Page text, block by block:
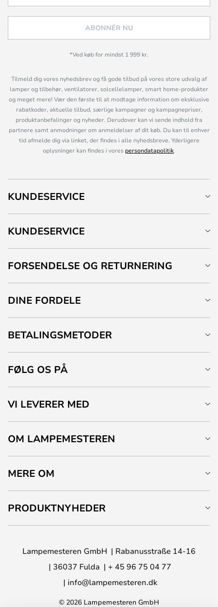
ABONNÉR NU
*Ved køb for mindst 1 999 kr.
Tilmeld dig vores nyhedsbrev og få gode tilbud på vores store udvalg af
lamper og tilbehør, ventilatorer, solcellelamper, smart home-produkter
og meget mere! Vær den første til at modtage information om eksklusive
rabatkoder, aktuelle tilbud, særlige kampagner og kampagnepriser,
produktanbefalinger og nyheder. Derudover kan vi sende indhold fra
partnere samt anmodninger om anmeldelser af dit køb. Du kan til enhver
tid afmelde dig via linket, der findes i alle nyhedsbreve. Yderligere
oplysninger kan findes i vores persondatapolitik.
KUNDESERVICE
KUNDESERVICE
FORSENDELSE OG RETURNERING
DINE FORDELE
BETALINGSMETODER
FØLG OS PÅ
VI LEVERER MED
OM LAMPEMESTEREN
MERE OM
PRODUKTNYHEDER
Lampemesteren GmbH
Rabanusstraße 14-16
36037 Fulda
+ 45 96 75 04 77
info@lampemesteren.dk
© 2026 Lampemesteren GmbH